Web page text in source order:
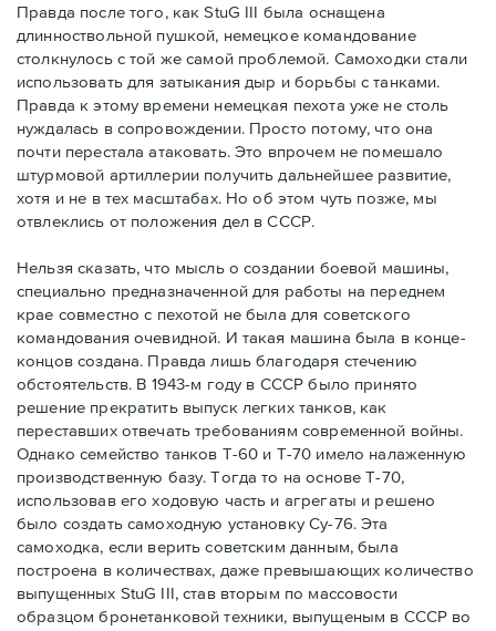
Правда после того, как StuG III была оснащена
длинноствольной пушкой, немецкое командование
столкнулось с той же самой проблемой. Самоходки стали
использовать для затыкания дыр и борьбы с танками.
Правда к этому времени немецкая пехота уже не столь
нуждалась в сопровождении. Просто потому, что она
почти перестала атаковать. Это впрочем не помешало
штурмовой артиллерии получить дальнейшее развитие,
хотя и не в тех масштабах. Но об этом чуть позже, мы
отвлеклись от положения дел в СССР.
Нельзя сказать, что мысль о создании боевой машины,
специально предназначенной для работы на переднем
крае совместно с пехотой не была для советского
командования очевидной. И такая машина была в конце-
концов создана. Правда лишь благодаря стечению
обстоятельств. В 1943-м году в СССР было принято
решение прекратить выпуск легких танков, как
переставших отвечать требованиям современной войны.
Однако семейство танков Т-60 и Т-70 имело налаженную
производственную базу. Тогда то на основе Т-70,
использовав его ходовую часть и агрегаты и решено
было создать самоходную установку Су-76. Эта
самоходка, если верить советским данным, была
построена в количествах, даже превышающих количество
выпущенных StuG III, став вторым по массовости
образцом бронетанковой техники, выпущеным в СССР во